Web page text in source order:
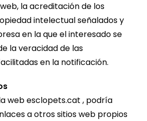
la acreditación de los
intelectual señalados y
en la que el interesado se
la veracidad de las
en la notificación.
web esclopets.cat , podría
a otros sitios web propios